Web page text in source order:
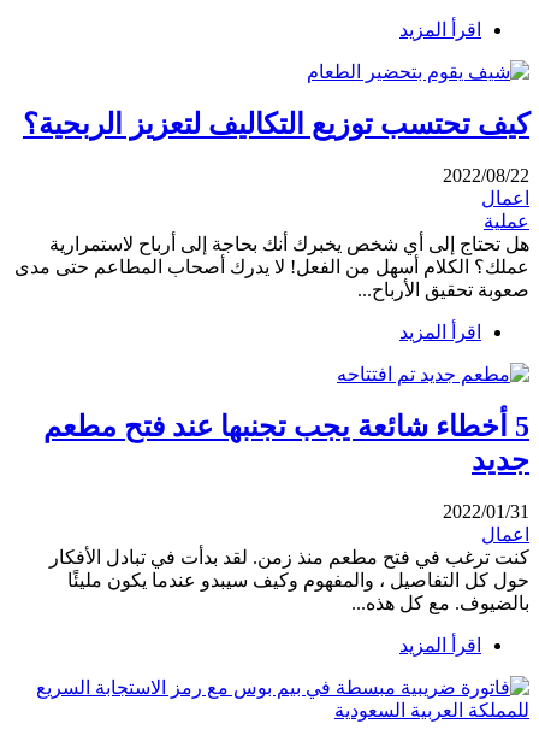
اقرأ المزيد
كيف تحتسب توزيع التكاليف لتعزيز الربحية؟
2022/08/22
اعمال
عملية
هل تحتاج إلى أي شخص يخبرك أنك بحاجة إلى أرباح لاستمرارية
عملك؟ الكلام أسهل من الفعل! لا يدرك أصحاب المطاعم حتى مدى
صعوبة تحقيق الأرباح...
اقرأ المزيد
5 أخطاء شائعة يجب تجنبها عند فتح مطعم
جديد
2022/01/31
اعمال
كنت ترغب في فتح مطعم منذ زمن. لقد بدأت في تبادل الأفكار
حول كل التفاصيل ، والمفهوم وكيف سيبدو عندما يكون مليئًا
بالضيوف. مع كل هذه...
اقرأ المزيد